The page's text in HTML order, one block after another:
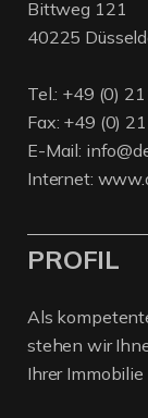
Bittweg 121
40225
Tel.: +49 (0)
Fax: +49 (0)
E-Mail:
Internet:
PROFIL
Als
stehen wir
Ihrer Immobilie